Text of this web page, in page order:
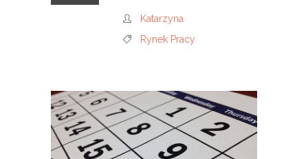
Katarzyna
Rynek Pracy